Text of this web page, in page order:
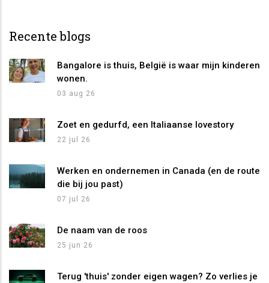
Recente blogs
Bangalore is thuis, België is waar mijn kinderen
wonen.
03 aug 26
Zoet en gedurfd, een Italiaanse lovestory
22 jul 26
Werken en ondernemen in Canada (en de route
die bij jou past)
07 jul 26
De naam van de roos
25 jun 26
Terug 'thuis' zonder eigen wagen? Zo verlies je